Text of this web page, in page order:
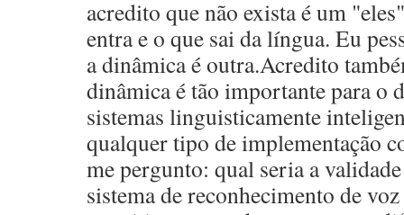
acredito que não exista é um
entra e o que sai da língua. Eu
a dinâmica é outra.Acredito
dinâmica é tão importante para o
sistemas linguisticamente
qualquer tipo de implementação
me pergunto: qual seria a
sistema de reconhecimento de